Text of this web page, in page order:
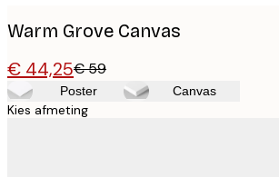
Warm Grove Canvas
€ 44,25€ 59
Poster Canvas
Kies afmeting